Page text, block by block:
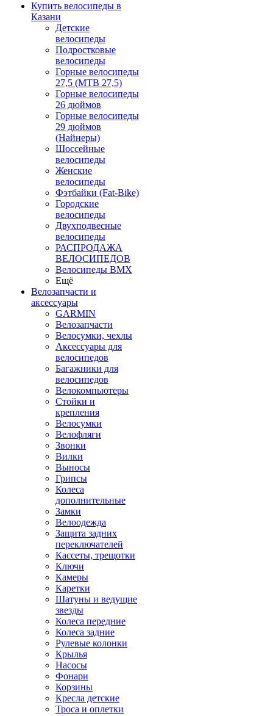
Купить велосипеды в
Казани
Детские
велосипеды
Подростковые
велосипеды
Горные велосипеды
27,5 (MTB 27,5)
Горные велосипеды
26 дюймов
Горные велосипеды
29 дюймов
(Найнеры)
Шоссейные
велосипеды
Женские
велосипеды
Фэтбайки (Fat-Bike)
Городские
велосипеды
Двухподвесные
велосипеды
РАСПРОДАЖА
ВЕЛОСИПЕДОВ
Велосипеды BMX
Ещё
Велозапчасти и
аксессуары
GARMIN
Велозапчасти
Велосумки, чехлы
Аксессуары для
велосипедов
Багажники для
велосипедов
Велокомпьютеры
Стойки и
крепления
Велосумки
Велофляги
Звонки
Вилки
Выносы
Грипсы
Колеса
дополнительные
Замки
Велоодежда
Защита задних
переключателей
Кассеты, трещотки
Ключи
Камеры
Каретки
Шатуны и ведущие
звезды
Колеса передние
Колеса задние
Рулевые колонки
Крылья
Насосы
Фонари
Корзины
Кресла детские
Троса и оплетки